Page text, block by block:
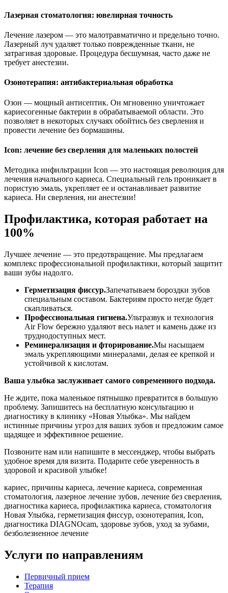
Лазерная стоматология: ювелирная точность
Лечение лазером — это малотравматично и предельно точно.
Лазерный луч удаляет только поврежденные ткани, не
затрагивая здоровые. Процедура бесшумная, часто даже не
требует анестезии.
Озонотерапия: антибактериальная обработка
Озон — мощный антисептик. Он мгновенно уничтожает
кариесогенные бактерии в обрабатываемой области. Это
позволяет в некоторых случаях обойтись без сверления и
провести лечение без бормашины.
Icon: лечение без сверления для маленьких полостей
Методика инфильтрации Icon — это настоящая революция для
лечения начального кариеса. Специальный гель проникает в
пористую эмаль, укрепляет ее и останавливает развитие
кариеса. Ни сверления, ни анестезии!
Профилактика, которая работает на
100%
Лучшее лечение — это предотвращение. Мы предлагаем
комплекс профессиональной профилактики, который защитит
ваши зубы надолго.
Герметизация фиссур.Запечатываем бороздки зубов
специальным составом. Бактериям просто негде будет
скапливаться.
Профессиональная гигиена.Ультразвук и технология
Air Flow бережно удаляют весь налет и камень даже из
труднодоступных мест.
Реминерализация и фторирование.Мы насыщаем
эмаль укрепляющими минералами, делая ее крепкой и
устойчивой к кислотам.
Ваша улыбка заслуживает самого современного подхода.
Не ждите, пока маленькое пятнышко превратится в большую
проблему. Запишитесь на бесплатную консультацию и
диагностику в клинику «Новая Улыбка». Мы найдем
истинные причины угроз для ваших зубов и предложим самое
щадящее и эффективное решение.
Позвоните нам или напишите в мессенджер, чтобы выбрать
удобное время для визита. Подарите себе уверенность в
здоровой и красивой улыбке!
кариес, причины кариеса, лечение кариеса, современная
стоматология, лазерное лечение зубов, лечение без сверления,
диагностика кариеса, профилактика кариеса, стоматология
Новая Улыбка, герметизация фиссур, озонотерапия, Icon,
диагностика DIAGNOcam, здоровье зубов, уход за зубами,
безболезненное лечение
Услуги по направлениям
Первичный прием
Терапия